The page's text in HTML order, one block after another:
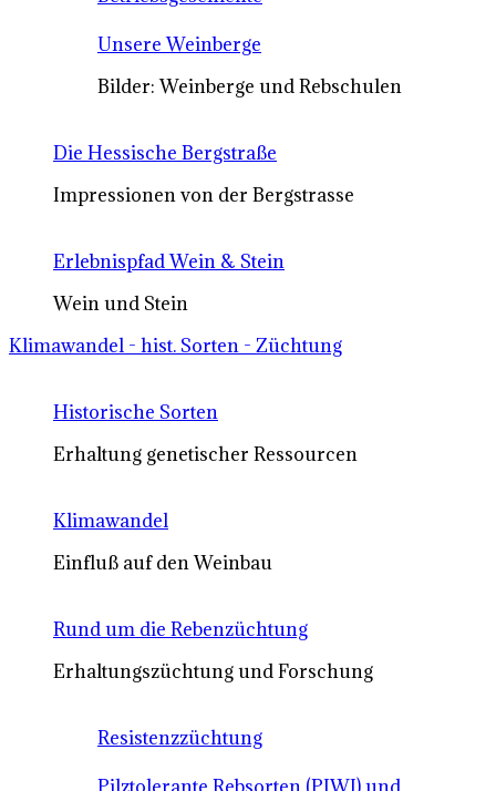
Unsere Weinberge
Bilder: Weinberge und Rebschulen
Die Hessische Bergstraße
Impressionen von der Bergstrasse
Erlebnispfad Wein & Stein
Wein und Stein
Klimawandel - hist. Sorten - Züchtung
Historische Sorten
Erhaltung genetischer Ressourcen
Klimawandel
Einfluß auf den Weinbau
Rund um die Rebenzüchtung
Erhaltungszüchtung und Forschung
Resistenzzüchtung